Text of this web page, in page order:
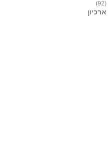
(92)
ארכיון